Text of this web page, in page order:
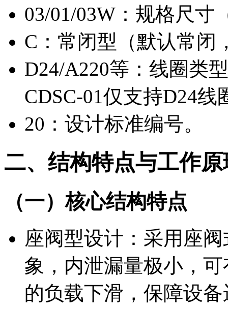
03/01/03W：规格尺寸
C：常闭型（默认常闭
D24/A220等：线圈类
CDSC-01仅支持D24线
20：设计标准编号。
二、结构特点与工作原
（一）核心结构特点
座阀型设计：采用座
象，内泄漏量极小，
的负载下滑，保障设